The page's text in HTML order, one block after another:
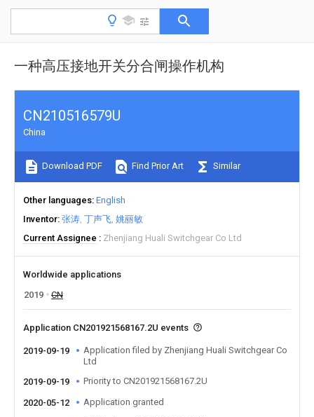
一种高压接地开关分合闸操作机构
CN210516579U
China
Download PDF Find Prior Art Similar
Other languages English
Inventor 张涛 丁声飞 姚丽敏
Current Assignee
Zhenjiang Huali Switchgear Co Ltd
Worldwide applications
2019
CN
Application CN201921568167.2U events
2019-09-19
Application filed by Zhenjiang Huali Switchgear Co
Ltd
2019-09-19
Priority to CN201921568167.2U
2020-05-12 Application granted